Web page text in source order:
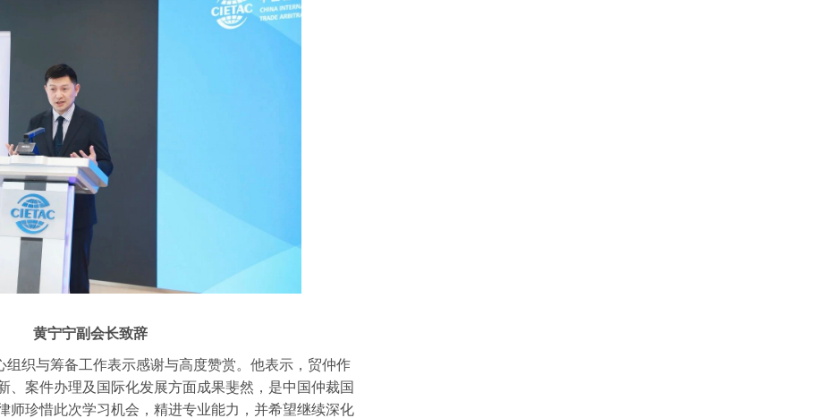
黄宁宁副会长致辞
组织与筹备工作表示感谢与高度赞赏。他表示，贸仲作
、案件办理及国际化发展方面成果斐然，是中国仲裁国
师珍惜此次学习机会，精进专业能力，并希望继续深化